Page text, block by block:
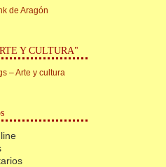
Y CULTURA"